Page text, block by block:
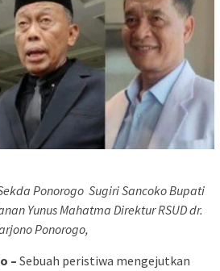
Ponorogo Sugiri Sancoko Bupati
Yunus Mahatma Direktur RSUDdr.
Ponorogo,
– Sebuah peristiwa mengejutkan